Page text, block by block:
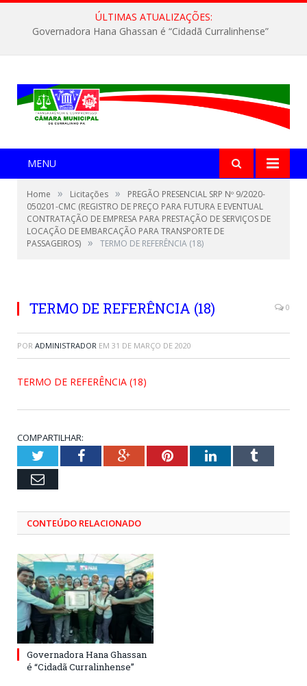
ÚLTIMAS ATUALIZAÇÕES:
Governadora Hana Ghassan é “Cidadã Curralinhense”
MENU
Home » Licitações »
PREGÃO PRESENCIAL SRP Nº 9/2020-
050201-CMC (REGISTRO DE PREÇO PARA FUTURA E EVENTUAL
CONTRATAÇÃO DE EMPRESA PARA PRESTAÇÃO DE SERVIÇOS DE
LOCAÇÃO DE EMBARCAÇÃO PARA TRANSPORTE DE
PASSAGEIROS) » TERMO DE REFERÊNCIA (18)
TERMO DE REFERÊNCIA (18) 0
POR ADMINISTRADOR EM 31 DE MARÇO DE 2020
TERMO DE REFERÊNCIA (18)
COMPARTILHAR:
TwitterFacebookGoogle+PinterestLinkedInTumblr
Email
CONTEÚDO RELACIONADO
Governadora Hana Ghassan
é “Cidadã Curralinhense”